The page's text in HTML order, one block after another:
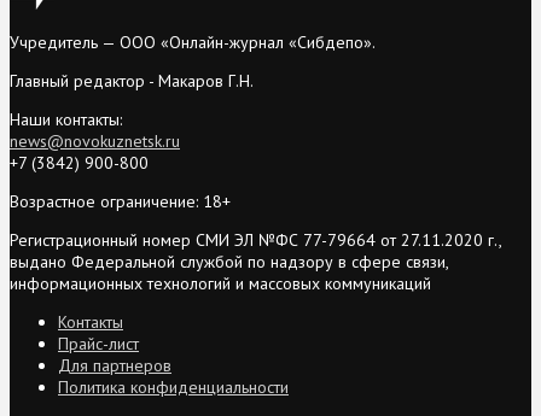
Учредитель — ООО «Онлайн-журнал «Сибдепо».
Главный редактор - Макаров Г.Н.
Наши контакты:
news@novokuznetsk.ru
+7 (3842) 900-800
Возрастное ограничение: 18+
Регистрационный номер СМИ ЭЛ №ФС 77-79664 от 27.11.2020 г.,
выдано Федеральной службой по надзору в сфере связи,
информационных технологий и массовых коммуникаций
Контакты
Прайс-лист
Для партнеров
Политика конфиденциальности